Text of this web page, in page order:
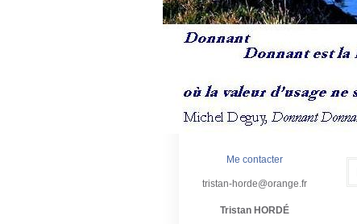
Me contacter
tristan-horde@orange.fr
Tristan HORDÉ